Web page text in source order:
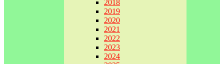
2018
2019
2020
2021
2022
2023
2024